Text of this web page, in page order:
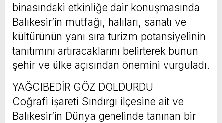
binasındaki etkinliğe dair konuşmasında
Balıkesir’in mutfağı, halıları, sanatı ve
kültürünün yanı sıra turizm potansiyelinin
tanıtımını artıracaklarını belirterek bunun
şehir ve ülke açısından önemini vurguladı.
YAĞCIBEDİR GÖZ DOLDURDU
Coğrafi işareti Sındırgı ilçesine ait ve
Balıkesir’in Dünya genelinde tanınan bir